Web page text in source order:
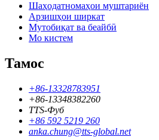
Шаҳодатномаҳои муштариён
Арзишҳои ширкат
Мутобиқат ва беайбӣ
Мо кистем
Тамос
+86-13328783951
+86-13348382260
TTS-Фуб
+86 592 5219 260
anka.chung@tts-global.net